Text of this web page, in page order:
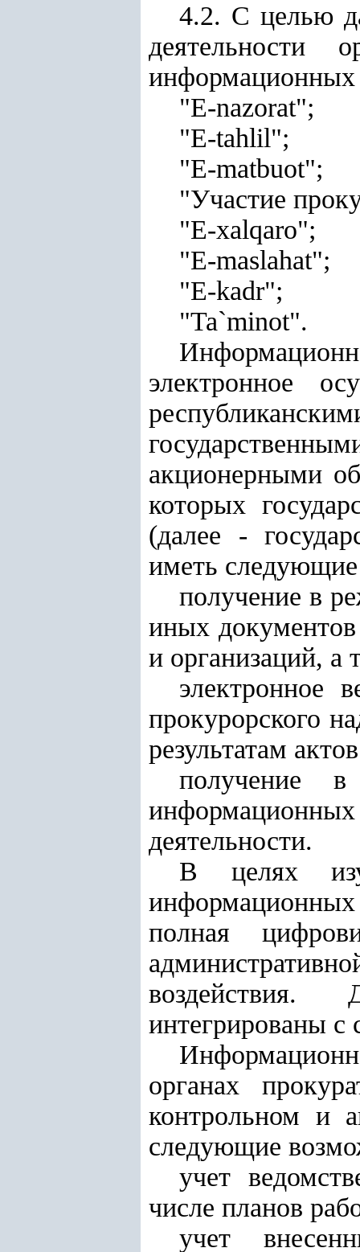
4.2. С целью
деятельности
"E-nazorat";
"E-tahlil";
"E-matbuot";
"Участие
"E-xalqaro";
"E-maslahat";
"E-kadr";
"Ta`minot".
электронное
акционерными
которых
(далее -
иметь
получение в
иных документов
и организаций, а
электронное
прокурорского
результатам
получение
деятельности.
В целях
полная
интегрированы с
органах
контрольном и
следующие
учет
числе планов
учет